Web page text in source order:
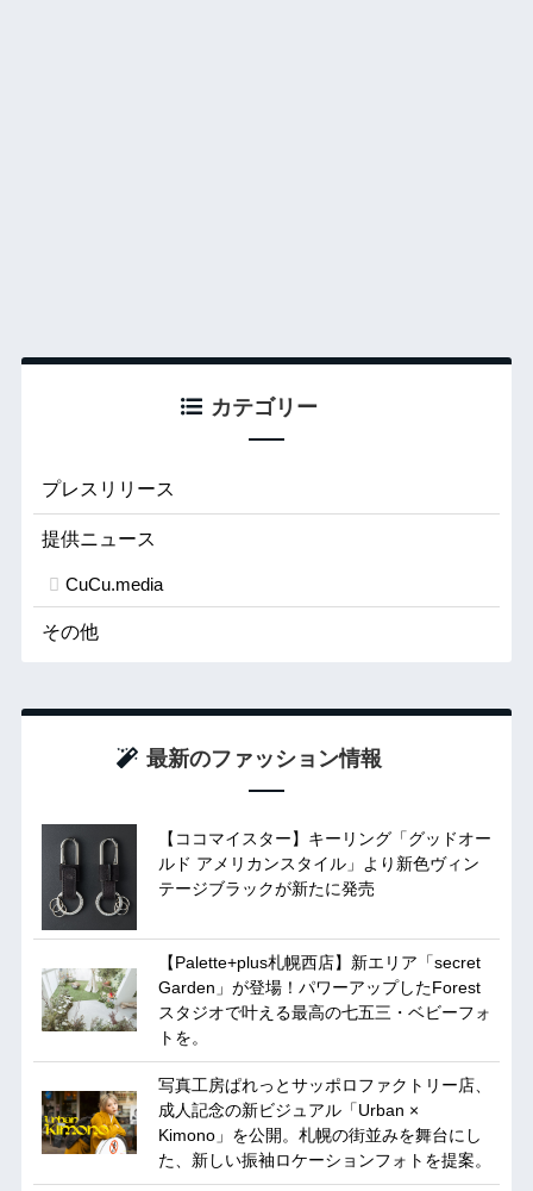
カテゴリー
プレスリリース
提供ニュース
CuCu.media
その他
最新のファッション情報
【ココマイスター】キーリング「グッドオー
ルド アメリカンスタイル」より新色ヴィン
テージブラックが新たに発売
【Palette+plus札幌西店】新エリア「secret
Garden」が登場！パワーアップしたForest
スタジオで叶える最高の七五三・ベビーフォ
トを。
写真工房ぱれっとサッポロファクトリー店、
成人記念の新ビジュアル「Urban ×
Kimono」を公開。札幌の街並みを舞台にし
た、新しい振袖ロケーションフォトを提案。